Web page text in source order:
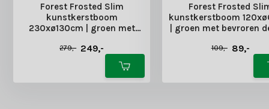
Forest Frosted Slim
kunstkerstboom
230xø130cm | groen met
279,- 249,-
Forest Frosted
kunstkerstboom
| groen met bevroren
109,- 89,-